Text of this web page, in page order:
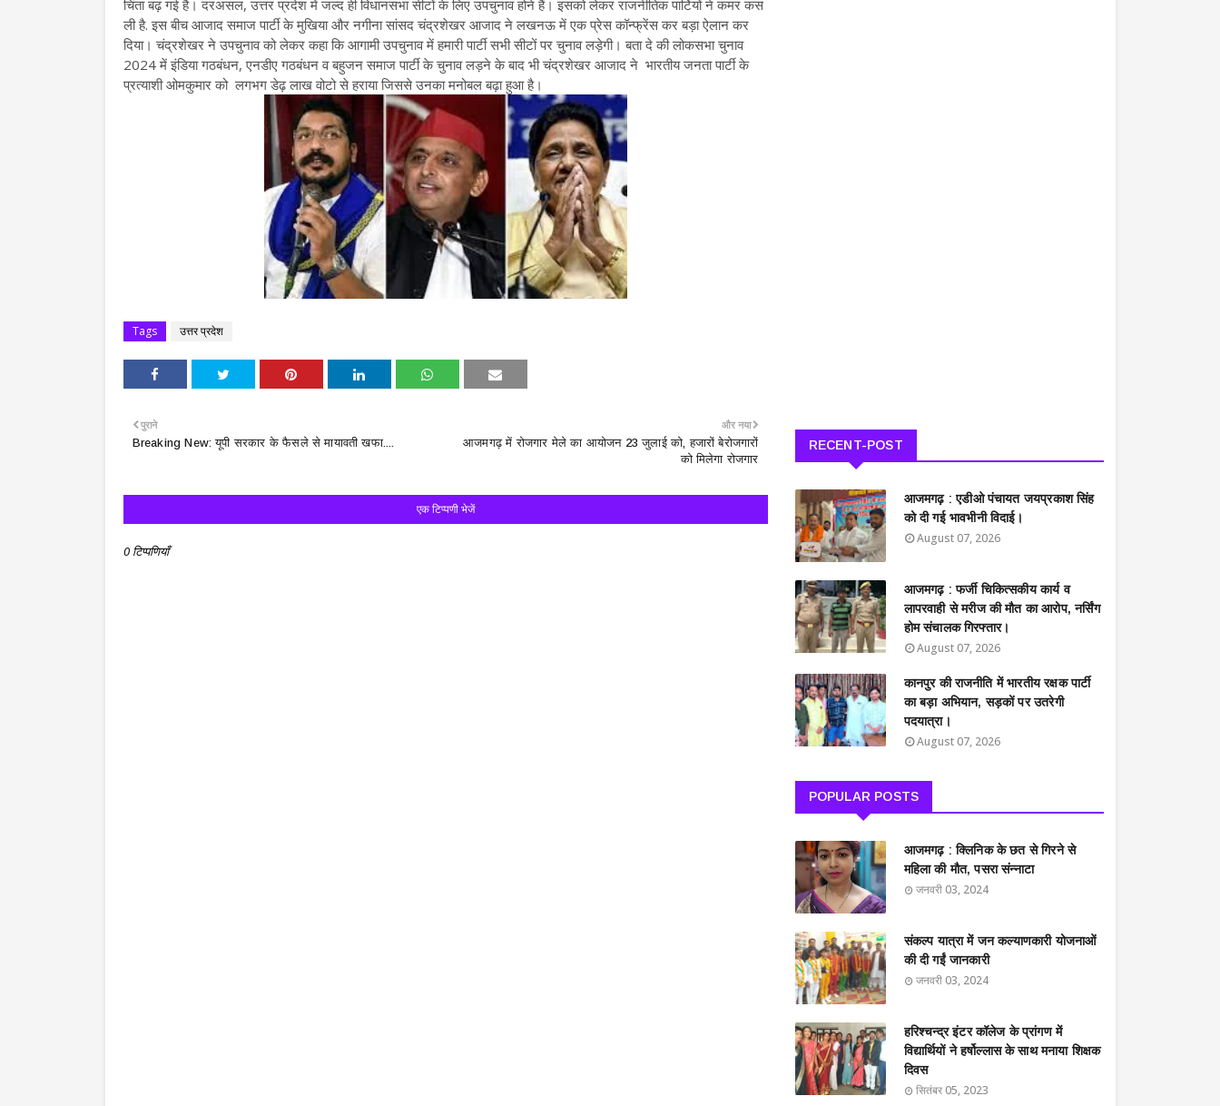
चिंता बढ़ गई है। दरअसल, उत्तर प्रदेश में जल्द ही विधानसभा सीटों के लिए उपचुनाव होने हैं। इसको लेकर राजनीतिक पार्टियों ने कमर कस
ली है. इस बीच आजाद समाज पार्टी के मुखिया और नगीना सांसद चंद्रशेखर आजाद ने लखनऊ में एक प्रेस कॉन्फ्रेंस कर बड़ा ऐलान कर
दिया। चंद्रशेखर ने उपचुनाव को लेकर कहा कि आगामी उपचुनाव में हमारी पार्टी सभी सीटों पर चुनाव लड़ेगी। बता दे की लोकसभा चुनाव
2024 में इंडिया गठबंधन, एनडीए गठबंधन व बहुजन समाज पार्टी के चुनाव लड़ने के बाद भी चंद्रशेखर आजाद ने भारतीय जनता पार्टी के
प्रत्याशी ओमकुमार को लगभग डेढ़ लाख वोटो से हराया जिससे उनका मनोबल बढ़ा हुआ है।
Tags उत्तर प्रदेश
और नया
आजमगढ़ में रोजगार मेले का आयोजन 23 जुलाई को, हजारों बेरोजगारों
को मिलेगा रोजगार
पुराने
Breaking New: यूपी सरकार के फैसले से मायावती खफा....
एक टिप्पणी भेजें
0 टिप्पणियाँ
RECENT-POST
आजमगढ़ : एडीओ पंचायत जयप्रकाश सिंह
को दी गई भावभीनी विदाई।
August 07, 2026
आजमगढ़ : फर्जी चिकित्सकीय कार्य व
लापरवाही से मरीज की मौत का आरोप, नर्सिंग
होम संचालक गिरफ्तार।
August 07, 2026
कानपुर की राजनीति में भारतीय रक्षक पार्टी
का बड़ा अभियान, सड़कों पर उतरेगी
पदयात्रा।
August 07, 2026
POPULAR POSTS
आजमगढ़ : क्लिनिक के छत से गिरने से
महिला की मौत, पसरा संन्नाटा
जनवरी 03, 2024
संकल्प यात्रा में जन कल्याणकारी योजनाओं
की दी गईं जानकारी
जनवरी 03, 2024
हरिश्चन्द्र इंटर कॉलेज के प्रांगण में
विद्यार्थियों ने हर्षोल्लास के साथ मनाया शिक्षक
दिवस
सितंबर 05, 2023